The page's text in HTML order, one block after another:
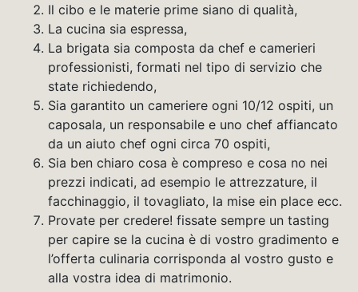
Il cibo e le materie prime siano di qualità,
La cucina sia espressa,
La brigata sia composta da chef e camerieri
professionisti, formati nel tipo di servizio che
state richiedendo,
Sia garantito un cameriere ogni 10/12 ospiti, un
caposala, un responsabile e uno chef affiancato
da un aiuto chef ogni circa 70 ospiti,
Sia ben chiaro cosa è compreso e cosa no nei
prezzi indicati, ad esempio le attrezzature, il
facchinaggio, il tovagliato, la mise ein place ecc.
Provate per credere! fissate sempre un tasting
per capire se la cucina è di vostro gradimento e
l’offerta culinaria corrisponda al vostro gusto e
alla vostra idea di matrimonio.